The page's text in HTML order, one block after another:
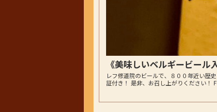
《美味しいベルギービール
レフ修道院のビールで、８００年近い歴
証付き！ 是非、お召し上がりください！